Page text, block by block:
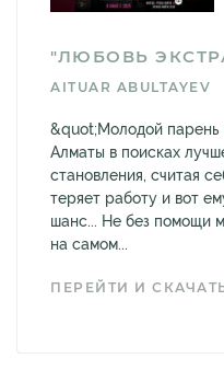
"ЛЮБОВЬ
AITUAR ABULTAYEV
&quot;Молодой парень
Алматы в поисках
становления, считая
теряет работу и вот
шанс... Не без помощи
на самом...
ПЕРЕЙТИ И